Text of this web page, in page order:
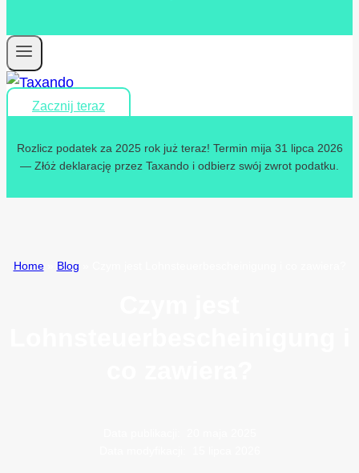
Zacznij teraz
Rozlicz podatek za 2025 rok już teraz! Termin mija 31 lipca 2026
— Złóż deklarację przez Taxando i odbierz swój zwrot podatku.
Home» Blog